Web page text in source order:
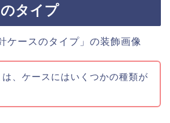
タイプ
は、ケースにはいくつかの種類が